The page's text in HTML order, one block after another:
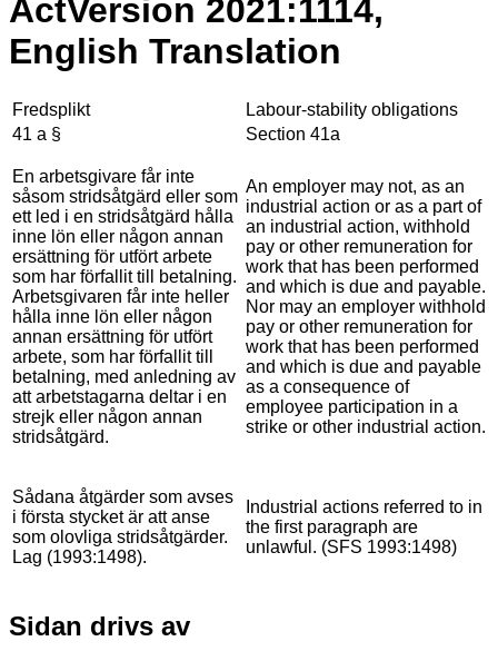
ActVersion 2021:1114,
English Translation
Fredsplikt
Labour-stability obligations
41 a §
Section 41a
En arbetsgivare får inte
såsom stridsåtgärd eller som
ett led i en stridsåtgärd hålla
inne lön eller någon annan
ersättning för utfört arbete
som har förfallit till betalning.
Arbetsgivaren får inte heller
hålla inne lön eller någon
annan ersättning för utfört
arbete, som har förfallit till
betalning, med anledning av
att arbetstagarna deltar i en
strejk eller någon annan
stridsåtgärd.
An employer may not, as an
industrial action or as a part of
an industrial action, withhold
pay or other remuneration for
work that has been performed
and which is due and payable.
Nor may an employer withhold
pay or other remuneration for
work that has been performed
and which is due and payable
as a consequence of
employee participation in a
strike or other industrial action.
Sådana åtgärder som avses
i första stycket är att anse
som olovliga stridsåtgärder.
Lag (1993:1498).
Industrial actions referred to in
the first paragraph are
unlawful. (SFS 1993:1498)
Sidan drivs av